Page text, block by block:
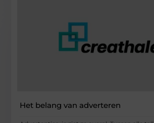
Het belang van adverteren